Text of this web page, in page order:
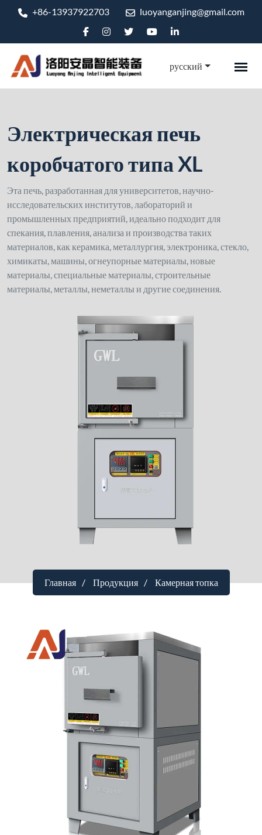
+86-13937922703 luoyanganjing@gmail.com
русский
Электрическая печь
коробчатого типа XL
Эта печь, разработанная для университетов, научно-
исследовательских институтов, лабораторий и
промышленных предприятий, идеально подходит для
спекания, плавления, анализа и производства таких
материалов, как керамика, металлургия, электроника, стекло,
химикаты, машины, огнеупорные материалы, новые
материалы, специальные материалы, строительные
материалы, металлы, неметаллы и другие соединения.
Главная Продукция Камерная топка
Электрическая печь коробчатого типа